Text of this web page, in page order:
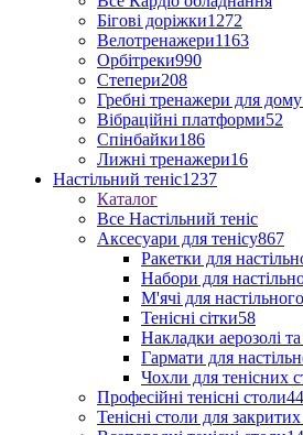
Бігові доріжки1272
Велотренажери1163
Орбітреки990
Степери208
Гребні тренажери для дому
Вібраційні платформи52
Спінбайки186
Лижні тренажери16
Настільний теніс1237
Каталог
Все Настільний теніс
Аксесуари для тенісу867
Ракетки для
Набори для
М'ячі для
Тенісні сітки58
Накладки аерозолі
Гармати для
Чохли для тенісних
Професійні тенісні столи44
Тенісні столи для